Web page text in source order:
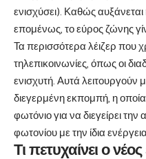
ενισχύσει). Καθώς
επομένως, το εύρος ζώνης
Τα περισσότερα λέιζερ που
τηλεπικοινωνίες, όπως οι
ενισχυτή. Αυτά λειτουργούν
διεγερμένη εκπομπή, η
φωτόνιο για να διεγείρει
φωτονίου με την ίδια
Τι πετυχαίνει ο